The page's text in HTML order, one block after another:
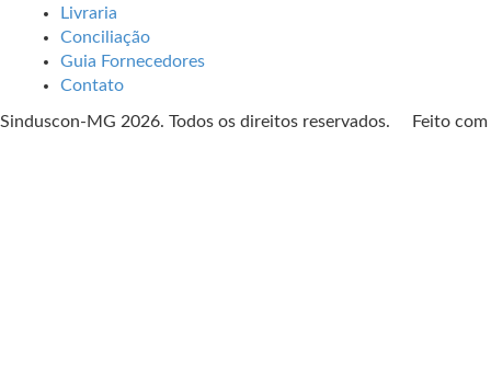
Livraria
Conciliação
Guia Fornecedores
Contato
Sinduscon-MG 2026. Todos os direitos reservados. Feito com